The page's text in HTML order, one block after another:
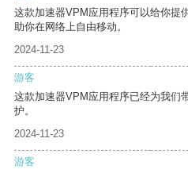
这款加速器VPM应用程序可以给你提
助你在网络上自由移动。
2024-11-23
游客
这款加速器VPM应用程序已经为我们
护。
2024-11-23
游客